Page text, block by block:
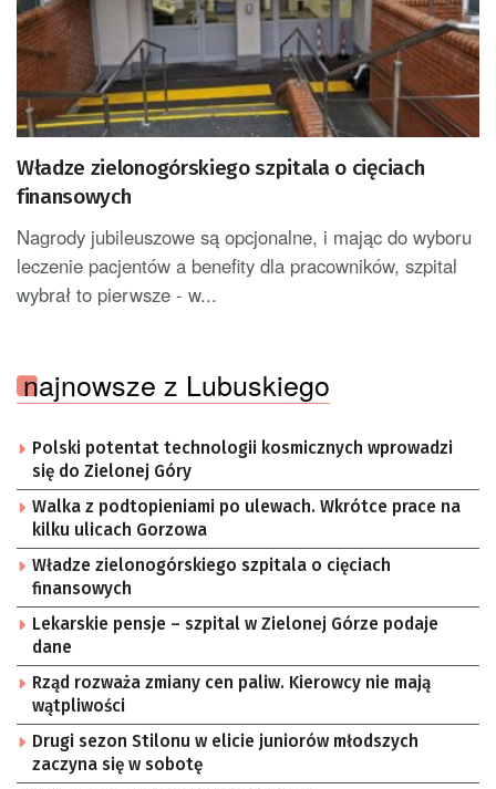
Władze zielonogórskiego szpitala o cięciach
finansowych
Nagrody jubileuszowe są opcjonalne, i mając do wyboru
leczenie pacjentów a benefity dla pracowników, szpital
wybrał to pierwsze - w...
najnowsze z Lubuskiego
Polski potentat technologii kosmicznych wprowadzi
się do Zielonej Góry
Walka z podtopieniami po ulewach. Wkrótce prace na
kilku ulicach Gorzowa
Władze zielonogórskiego szpitala o cięciach
finansowych
Lekarskie pensje – szpital w Zielonej Górze podaje
dane
Rząd rozważa zmiany cen paliw. Kierowcy nie mają
wątpliwości
Drugi sezon Stilonu w elicie juniorów młodszych
zaczyna się w sobotę